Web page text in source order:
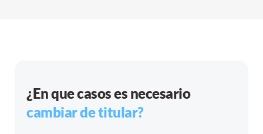
¿En que casos es necesario
cambiar de titular?